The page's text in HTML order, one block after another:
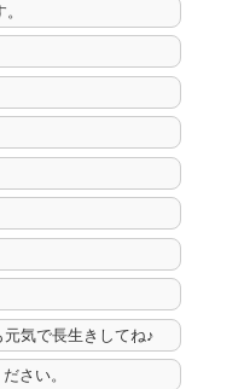
気で長生きしてね♪
さい。